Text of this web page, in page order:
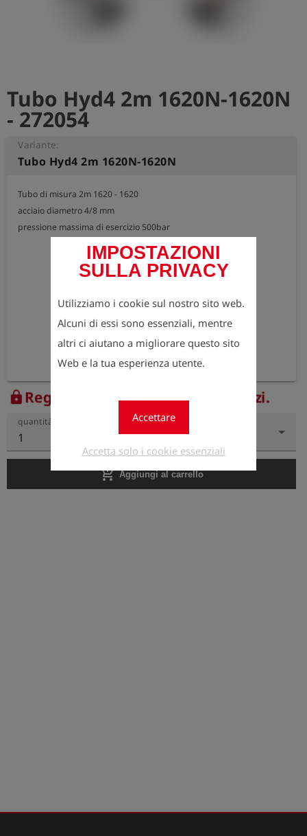
IMPOSTAZIONI
SULLA PRIVACY
Utilizziamo i cookie sul nostro sito web.
Alcuni di essi sono essenziali, mentre
altri ci aiutano a migliorare questo sito
Web e la tua esperienza utente.
Accettare
Accetta solo i cookie essenziali
Tubo Hyd4 2m 1620N-1620N
- 272054
Variante:
Tubo Hyd4 2m 1620N-1620N
Tubo di misura 2m 1620 - 1620
acciaio diametro 4/8 mm
pressione massima di esercizio 500bar
lock Registrati ora per vedere i prezzi.
quantità
1
add_shopping_cart Aggiungi al carrello